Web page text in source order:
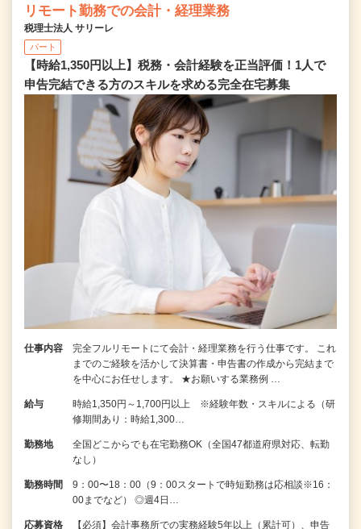
リモート勤務での会計・経理業務
税理士法人 サリーレ
パート
【時給1,350円以上】税務・会計経験を正当評価！1⼈で
申告完結できる⽅のスキルを求める完全在宅募集
仕事内容
完全フルリモートにて会計・経理業務を行う仕事です。 これ
までのご経験を活かして決算書・申告書の作成から完結まで
を中⼼にお任せします。 ★お願いする業務例 …
給与
時給1,350円～1,700円以上 ※経験年数・スキルによる（研
修期間あり：時給1,300…
勤務地
全国どこからでも在宅勤務OK（全国47都道府県対応、転勤
なし）
勤務時間
9：00〜18：00（9：00スタートで時短勤務は応相談※16：
00までなど） ◎週4日…
応募資格
【必須】会計事務所での実務経験5年以上（累計可）、申告